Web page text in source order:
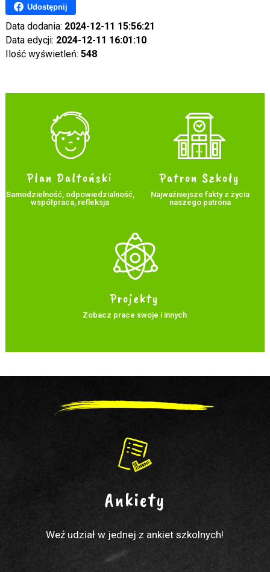
Udostępnij
Data dodania: 2024-12-11 15:56:21
Data edycji: 2024-12-11 16:01:10
Ilość wyświetleń: 548
Plan Daltoński
Samodzielność, odpowiedzialność,
współpraca, refleksja
Patron Szkoły
Najważniejsze fakty z życia
naszego patrona
Projekty
Zobacz prace swoje i innych
Ankiety
Weź udział w jednej z ankiet szkolnych!